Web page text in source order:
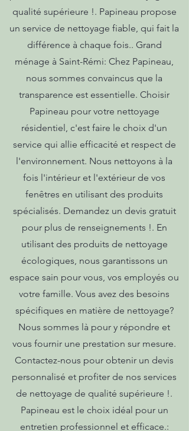
qualité supérieure !. Papineau propose
un service de nettoyage fiable, qui fait la
différence à chaque fois.. Grand
ménage à Saint-Rémi: Chez Papineau,
nous sommes convaincus que la
transparence est essentielle. Choisir
Papineau pour votre nettoyage
résidentiel, c'est faire le choix d'un
service qui allie efficacité et respect de
l'environnement. Nous nettoyons à la
fois l'intérieur et l'extérieur de vos
fenêtres en utilisant des produits
spécialisés. Demandez un devis gratuit
pour plus de renseignements !. En
utilisant des produits de nettoyage
écologiques, nous garantissons un
espace sain pour vous, vos employés ou
votre famille. Vous avez des besoins
spécifiques en matière de nettoyage?
Nous sommes là pour y répondre et
vous fournir une prestation sur mesure.
Contactez-nous pour obtenir un devis
personnalisé et profiter de nos services
de nettoyage de qualité supérieure !.
Papineau est le choix idéal pour un
entretien professionnel et efficace.: